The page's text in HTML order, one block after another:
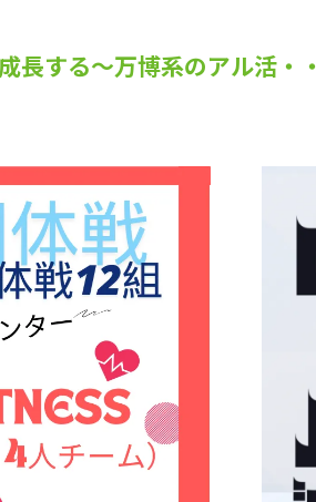
長する～万博系のアル活・